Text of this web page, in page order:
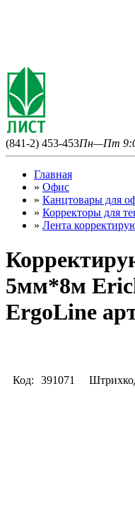
(841-2) 453-453Пн—Пт
Главная
» Офис
» Канцтовары для
» Корректоры для
» Лента
5мм*8м
ErgoLine
Код: 391071